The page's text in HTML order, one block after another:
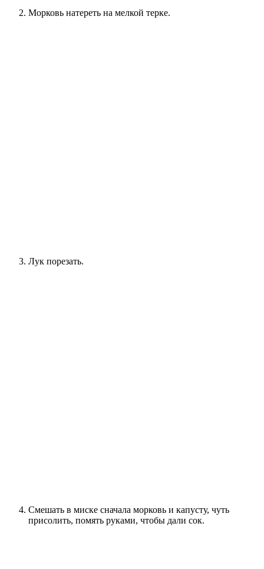
Морковь натереть на мелкой терке.
Лук порезать.
Смешать в миске сначала морковь и капусту, чуть
присолить, помять руками, чтобы дали сок.